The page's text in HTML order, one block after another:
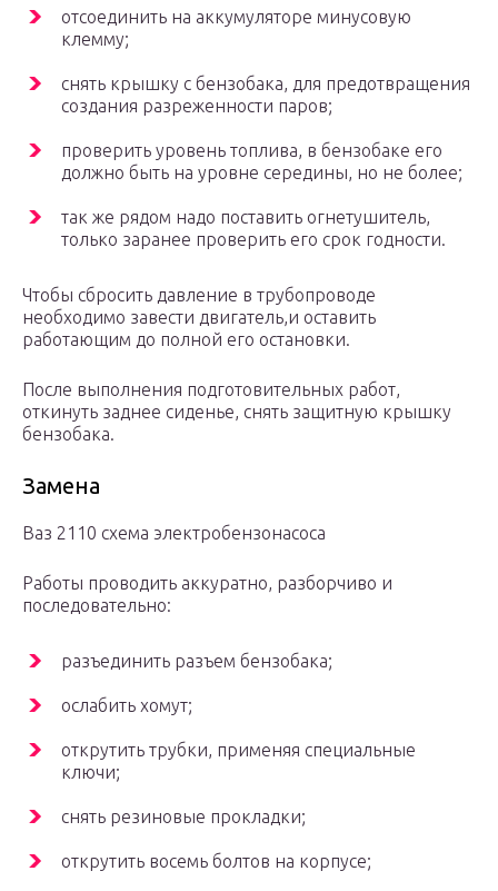
отсоединить на аккумуляторе минусовую
клемму;
снять крышку с бензобака, для предотвращения
создания разреженности паров;
проверить уровень топлива, в бензобаке его
должно быть на уровне середины, но не более;
так же рядом надо поставить огнетушитель,
только заранее проверить его срок годности.
Чтобы сбросить давление в трубопроводе
необходимо завести двигатель,и оставить
работающим до полной его остановки.
После выполнения подготовительных работ,
откинуть заднее сиденье, снять защитную крышку
бензобака.
Замена
Ваз 2110 схема электробензонасоса
Работы проводить аккуратно, разборчиво и
последовательно:
разъединить разъем бензобака;
ослабить хомут;
открутить трубки, применяя специальные
ключи;
снять резиновые прокладки;
открутить восемь болтов на корпусе;